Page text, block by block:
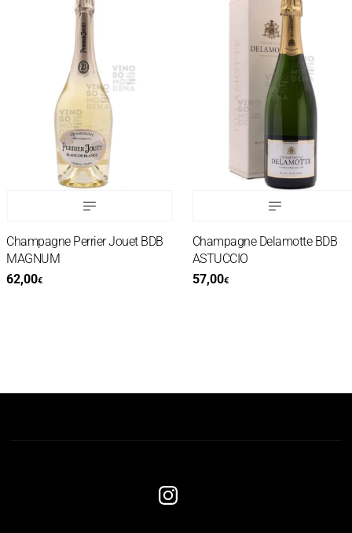
Perrier Jouet BDB
€
Champagne Delamotte BDB
ASTUCCIO
57,00€